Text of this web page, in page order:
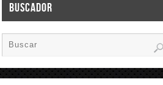
BUSCADOR